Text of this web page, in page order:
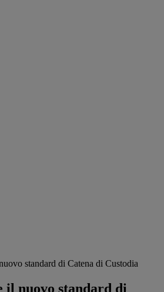
standard di Catena di Custodia
il nuovo standard di